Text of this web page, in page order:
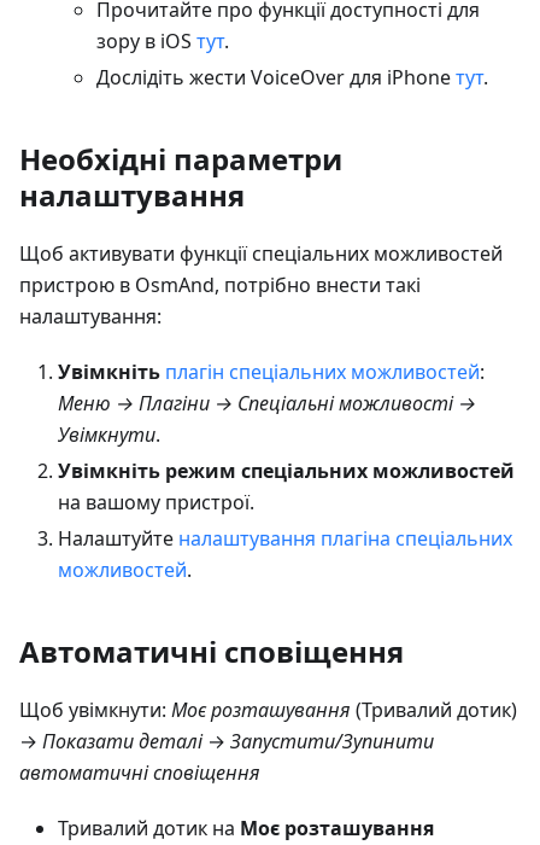
Прочитайте про функції доступності для
зору в iOS тут.
Дослідіть жести VoiceOver для iPhoneтут.
Необхідні параметри
налаштування
Щоб активувати функції спеціальних можливостей
пристрою в OsmAnd, потрібно внести такі
налаштування:
Увімкніть плагін спеціальних можливостей:
Меню → Плагіни → Спеціальні можливості →
Увімкнути.
Увімкніть режим спеціальних можливостей
на вашому пристрої.
Налаштуйте налаштування плагіна спеціальних
можливостей.
Автоматичні сповіщення
Щоб увімкнути: Моє розташування (Тривалий дотик)
→ Показати деталі→ Запустити/Зупинити
автоматичні сповіщення
Тривалий дотик на Моє розташування